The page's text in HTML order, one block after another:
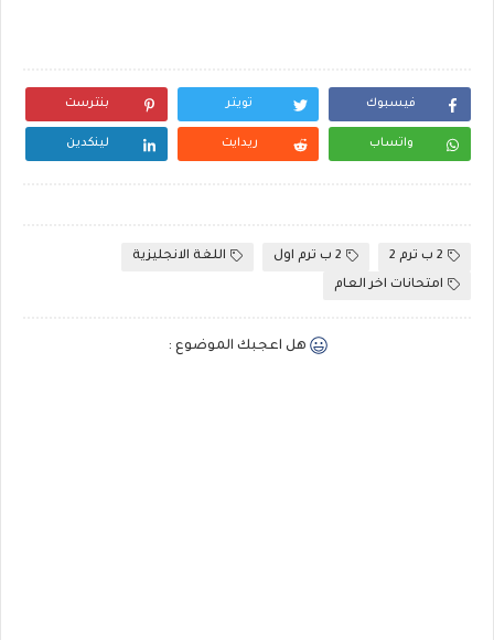
فيسبوك تويتر بنترست
واتساب ريدايت لينكدين
2 ب ترم 2 2 ب ترم اول
اللغة الانجليزية
امتحانات اخر العام
هل اعجبك الموضوع :